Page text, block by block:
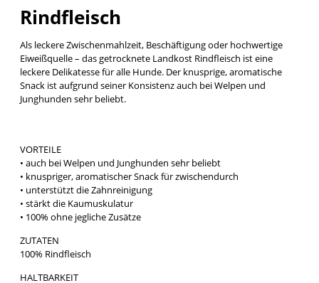
Rindfleisch
Als leckere Zwischenmahlzeit, Beschäftigung oder hochwertige
Eiweißquelle – das getrocknete Landkost Rindfleisch ist eine
leckere Delikatesse für alle Hunde. Der knusprige, aromatische
Snack ist aufgrund seiner Konsistenz auch bei Welpen und
Junghunden sehr beliebt.
VORTEILE
• auch bei Welpen und Junghunden sehr beliebt
• knuspriger, aromatischer Snack für zwischendurch
• unterstützt die Zahnreinigung
• stärkt die Kaumuskulatur
• 100% ohne jegliche Zusätze
ZUTATEN
100% Rindfleisch
HALTBARKEIT